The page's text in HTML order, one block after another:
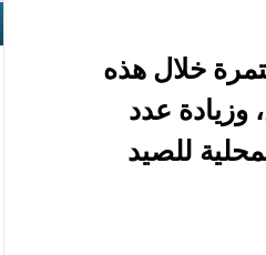
بعد 38 يوما من
جثمان زوج وزيرة
لكل من تبحث عن
ابروفيسورة